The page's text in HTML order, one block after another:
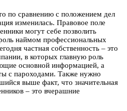
по сравнению с положением дел
изменилась. Правовое поле
могут себе позволить
наймом профессиональных
частная собственность – это
в которых главную роль
основной информацией, а
с пароходами. Также нужно
выше факт, что значительная
– это вчерашние